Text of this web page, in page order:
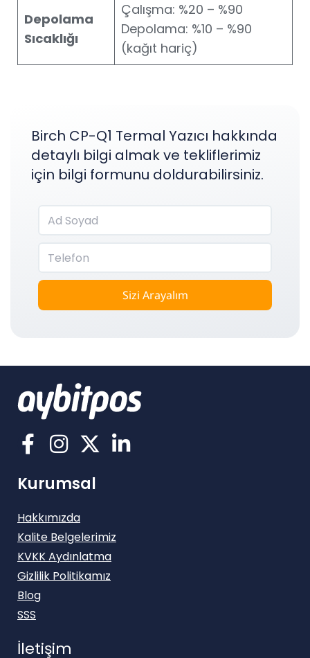
Depolama
Sıcaklığı
Çalışma: %20 – %90
Depolama: %10 – %90
(kağıt hariç)
Birch CP-Q1 Termal Yazıcı hakkında
detaylı bilgi almak ve tekliflerimiz
için bilgi formunu doldurabilirsiniz.
Sizi Arayalım
Kurumsal
Hakkımızda
Kalite Belgelerimiz
KVKK Aydınlatma
Gizlilik Politikamız
Blog
SSS
İletişim